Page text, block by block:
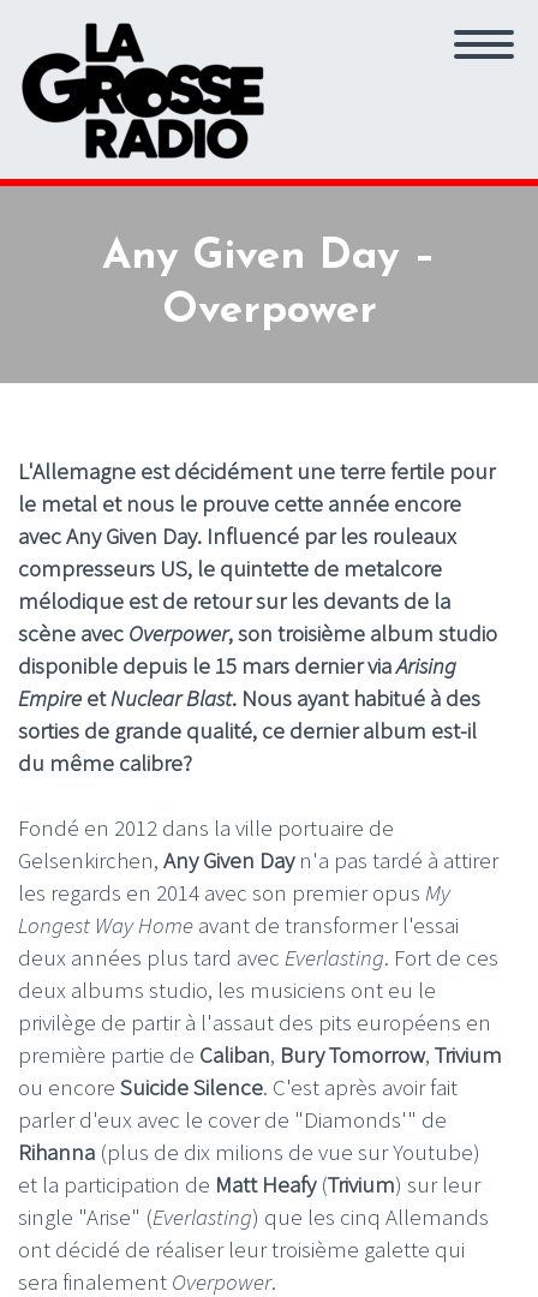
Any Given Day –
Overpower
L'Allemagne est décidément une terre fertile pour
le metal et nous le prouve cette année encore
avec Any Given Day. Influencé par les rouleaux
compresseurs US, le quintette de metalcore
mélodique est de retour sur les devants de la
scène avec Overpower, son troisième album studio
disponible depuis le 15 mars dernier viaArising
Empire etNuclear Blast. Nous ayant habitué à des
sorties de grande qualité, ce dernier album est-il
du même calibre?
Fondé en 2012 dans la ville portuaire de
Gelsenkirchen, Any Given Dayn'a pas tardé à attirer
les regards en 2014 avec son premier opus My
Longest Way Home avant de transformer l'essai
deux années plus tard avec Everlasting. Fort de ces
deux albums studio, les musiciens ont eu le
privilège de partir à l'assaut des pits européens en
première partie de Caliban, Bury Tomorrow, Trivium
ou encore Suicide Silence. C'est après avoir fait
parler d'eux avec le cover de "Diamonds'" de
Rihanna (plus de dix milions de vue sur Youtube)
et la participation de Matt Heafy(Trivium) sur leur
single "Arise" (Everlasting) que les cinq Allemands
ont décidé de réaliser leur troisième galette qui
sera finalement Overpower.